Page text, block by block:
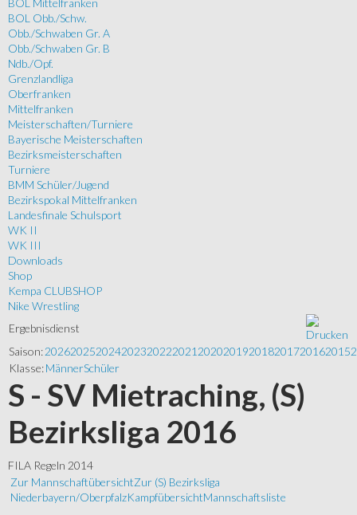
BOL Mittelfranken
BOL Obb./Schw.
Obb./Schwaben Gr. A
Obb./Schwaben Gr. B
Ndb./Opf.
Grenzlandliga
Oberfranken
Mittelfranken
Meisterschaften/Turniere
Bayerische Meisterschaften
Bezirksmeisterschaften
Turniere
BMM Schüler/Jugend
Bezirkspokal Mittelfranken
Landesfinale Schulsport
WK II
WK III
Downloads
Shop
Kempa CLUBSHOP
Nike Wrestling
Ergebnisdienst
Saison:202620252024202320222021 202020192018201720162015
Klasse:MännerSchüler
S - SV Mietraching, (S)
Bezirksliga 2016
FILA Regeln 2014
Zur MannschaftübersichtZur (S) Bezirksliga
Niederbayern/OberpfalzKampfübersichtMannschaftsliste